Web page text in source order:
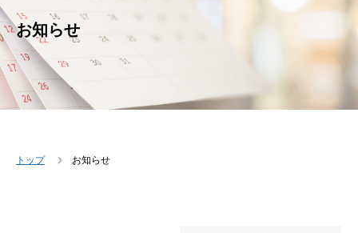
お知らせ
トップ お知らせ